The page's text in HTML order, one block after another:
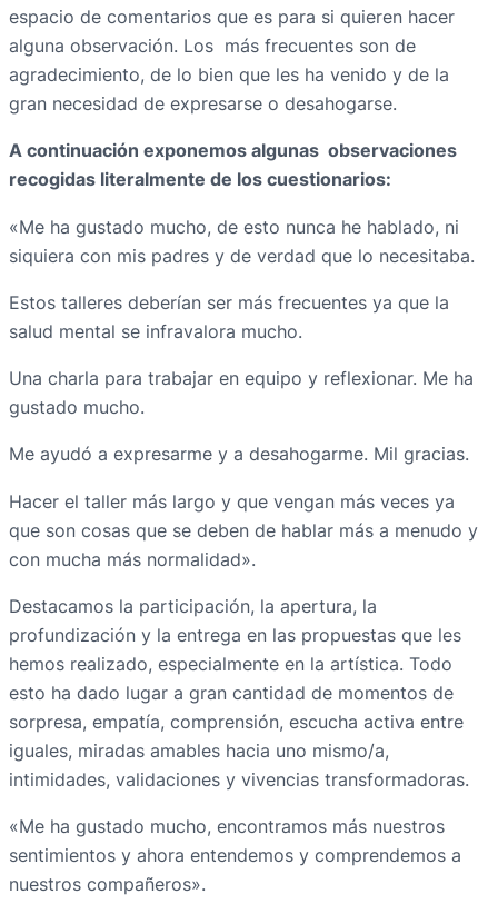
espacio de comentarios que es para si quieren hacer
alguna observación. Los más frecuentes son de
agradecimiento, de lo bien que les ha venido y de la
gran necesidad de expresarse o desahogarse.
A continuación exponemos algunas observaciones
recogidas literalmente de los cuestionarios:
«Me ha gustado mucho, de esto nunca he hablado, ni
siquiera con mis padres y de verdad que lo necesitaba.
Estos talleres deberían ser más frecuentes ya que la
salud mental se infravalora mucho.
Una charla para trabajar en equipo y reflexionar. Me ha
gustado mucho.
Me ayudó a expresarme y a desahogarme. Mil gracias.
Hacer el taller más largo y que vengan más veces ya
que son cosas que se deben de hablar más a menudo y
con mucha más normalidad».
Destacamos la participación, la apertura, la
profundización y la entrega en las propuestas que les
hemos realizado, especialmente en la artística. Todo
esto ha dado lugar a gran cantidad de momentos de
sorpresa, empatía, comprensión, escucha activa entre
iguales, miradas amables hacia uno mismo/a,
intimidades, validaciones y vivencias transformadoras.
«Me ha gustado mucho, encontramos más nuestros
sentimientos y ahora entendemos y comprendemos a
nuestros compañeros».